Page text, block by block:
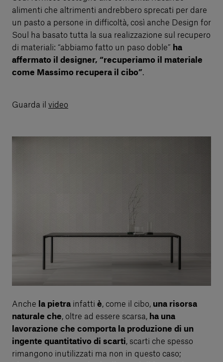
alimenti che altrimenti andrebbero sprecati per dare
un pasto a persone in difficoltà, così anche Design for
Soul ha basato tutta la sua realizzazione sul recupero
di materiali: “abbiamo fatto un paso doble” ha
affermato il designer, “recuperiamo il materiale
come Massimo recupera il cibo”.
Guarda il video
Anche la pietra infatti è, come il cibo, una risorsa
naturale che, oltre ad essere scarsa, ha una
lavorazione che comporta la produzione di un
ingente quantitativo di scarti, scarti che spesso
rimangono inutilizzati ma non in questo caso;